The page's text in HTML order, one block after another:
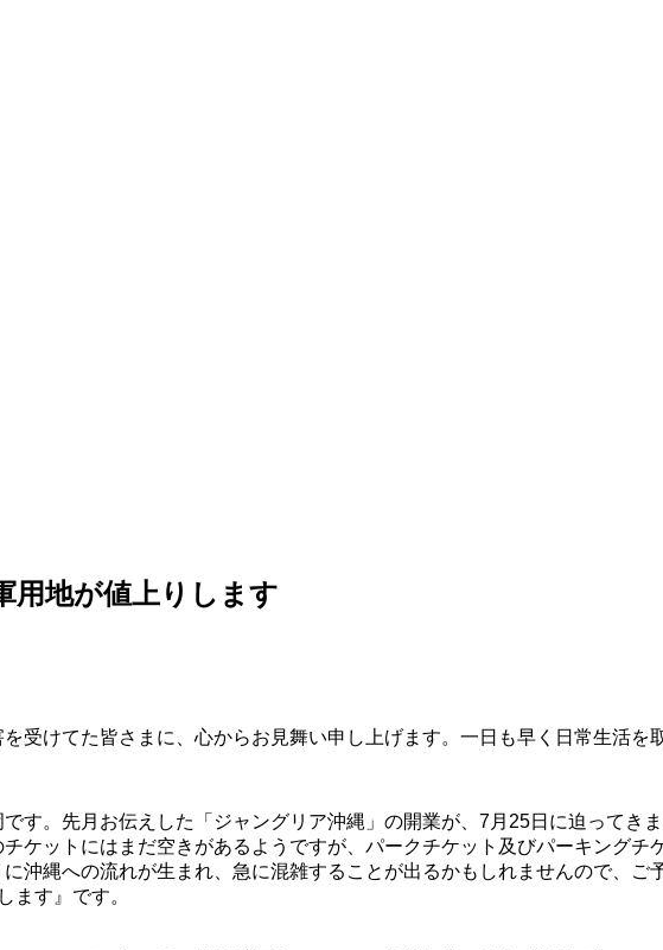
用地が値上りします
受けてた皆さまに、心からお見舞い申し上げます。一日も早く日常生活を
す。先月お伝えした「ジャングリア沖縄」の開業が、7月25日に迫ってき
ケットにはまだ空きがあるようですが、パークチケット及びパーキング
沖縄への流れが生まれ、急に混雑することが出るかもしれませんので、ご
ます』です。